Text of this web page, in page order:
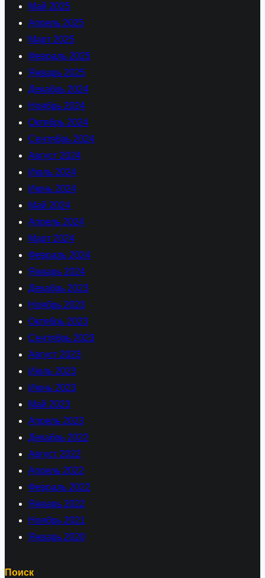
Май 2025
Апрель 2025
Март 2025
Февраль 2025
Январь 2025
Декабрь 2024
Ноябрь 2024
Октябрь 2024
Сентябрь 2024
Август 2024
Июль 2024
Июнь 2024
Май 2024
Апрель 2024
Март 2024
Февраль 2024
Январь 2024
Декабрь 2023
Ноябрь 2023
Октябрь 2023
Сентябрь 2023
Август 2023
Июль 2023
Июнь 2023
Май 2023
Апрель 2023
Декабрь 2022
Август 2022
Апрель 2022
Февраль 2022
Январь 2022
Ноябрь 2021
Январь 2020
Поиск